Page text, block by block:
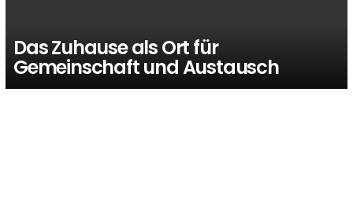
Das Zuhause als Ort für
Gemeinschaft und Austausch